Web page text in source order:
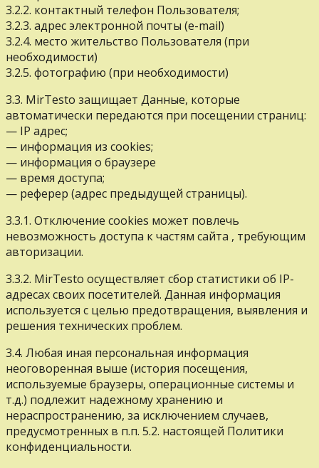
3.2.2. контактный телефон Пользователя;
3.2.3. адрес электронной почты (e-mail)
3.2.4. место жительство Пользователя (при
необходимости)
3.2.5. фотографию (при необходимости)
3.3. MirTesto защищает Данные, которые
автоматически передаются при посещении страниц:
— IP адрес;
— информация из cookies;
— информация о браузере
— время доступа;
— реферер (адрес предыдущей страницы).
3.3.1. Отключение cookies может повлечь
невозможность доступа к частям сайта , требующим
авторизации.
3.3.2. MirTesto осуществляет сбор статистики об IP-
адресах своих посетителей. Данная информация
используется с целью предотвращения, выявления и
решения технических проблем.
3.4. Любая иная персональная информация
неоговоренная выше (история посещения,
используемые браузеры, операционные системы и
т.д.) подлежит надежному хранению и
нераспространению, за исключением случаев,
предусмотренных в п.п. 5.2. настоящей Политики
конфиденциальности.